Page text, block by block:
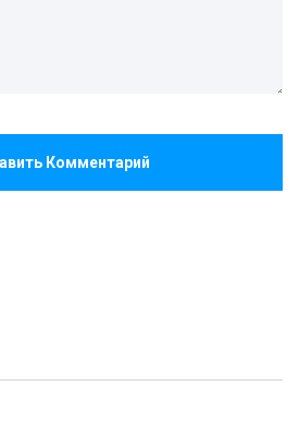
Комментарий